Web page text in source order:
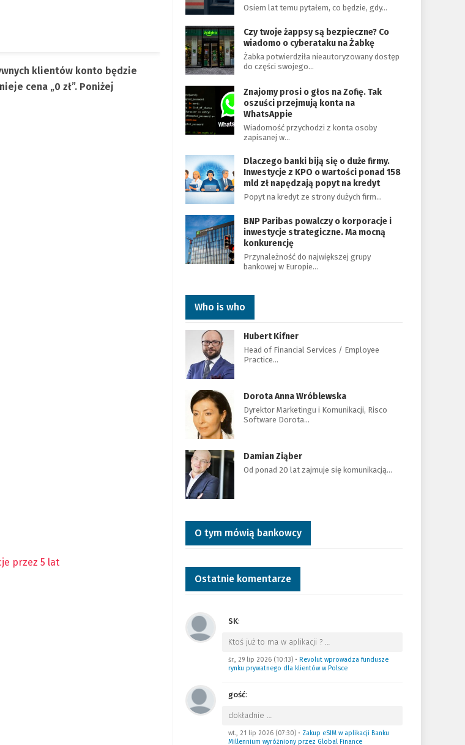
klientów konto będzie
cena „0 zł”. Poniżej
przez 5 lat
Osiem lat temu pytałem, co będzie, gdy…
Czy twoje żappsy są bezpieczne? Co
wiadomo o cyberataku na Żabkę
Żabka potwierdziła nieautoryzowany dostęp
do części swojego…
Znajomy prosi o głos na Zofię. Tak
oszuści przejmują konta na
WhatsAppie
Wiadomość przychodzi z konta osoby
zapisanej w…
Dlaczego banki biją się o duże firmy.
Inwestycje z KPO o wartości ponad 158
mld zł napędzają popyt na kredyt
Popyt na kredyt ze strony dużych firm…
BNP Paribas powalczy o korporacje i
inwestycje strategiczne. Ma mocną
konkurencję
Przynależność do największej grupy
bankowej w Europie…
Who is who
Hubert Kifner
Head of Financial Services / Employee
Practice…
Dorota Anna Wróblewska
Dyrektor Marketingu i Komunikacji, Risco
Software Dorota…
Damian Ziąber
Od ponad 20 lat zajmuje się komunikacją…
O tym mówią bankowcy
Ostatnie komentarze
SK:
Ktoś już to ma w aplikacji ? …
śr., 29 lip 2026 (10:13)• Revolut wprowadza fundusze
rynku prywatnego dla klientów w Polsce
gość:
dokładnie …
wt., 21 lip 2026 (07:30)• Zakup eSIM w aplikacji Banku
Millennium wyróżniony przez Global Finance